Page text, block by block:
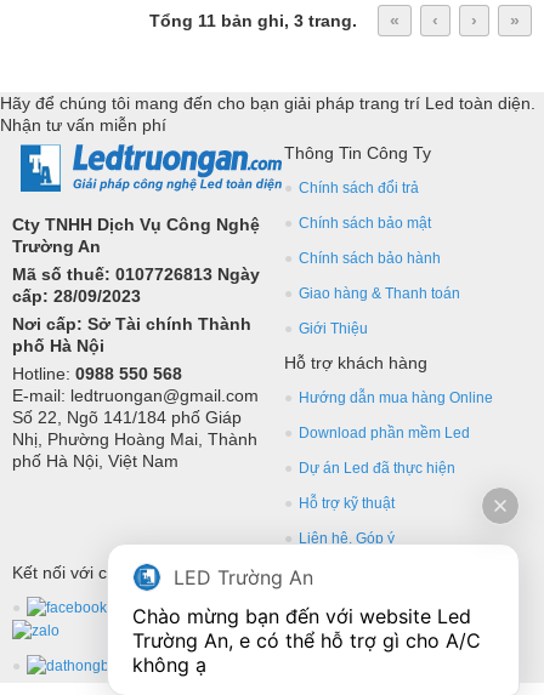
Tổng 11 bản ghi, 3 trang. « ‹ › »
Hãy để chúng tôi mang đến cho bạn giải pháp trang trí Led toàn diện.
Nhận tư vấn miễn phí
Cty TNHH Dịch Vụ Công Nghệ
Trường An
Mã số thuế: 0107726813 Ngày
cấp: 28/09/2023
Nơi cấp: Sở Tài chính Thành
phố Hà Nội
Hotline: 0988 550 568
E-mail: ledtruongan@gmail.com
Số 22, Ngõ 141/184 phố Giáp
Nhị, Phường Hoàng Mai, Thành
phố Hà Nội, Việt Nam
Thông Tin Công Ty
Chính sách đổi trả
Chính sách bảo mật
Chính sách bảo hành
Giao hàng & Thanh toán
Giới Thiệu
Hỗ trợ khách hàng
Hướng dẫn mua hàng Online
Download phần mềm Led
Dự án Led đã thực hiện
Hỗ trợ kỹ thuật
Liên hệ, Góp ý
Kết nối với chúng tôi
LED Trường An
Chào mừng bạn đến với website Led
Trường An, e có thể hỗ trợ gì cho A/C
không ạ